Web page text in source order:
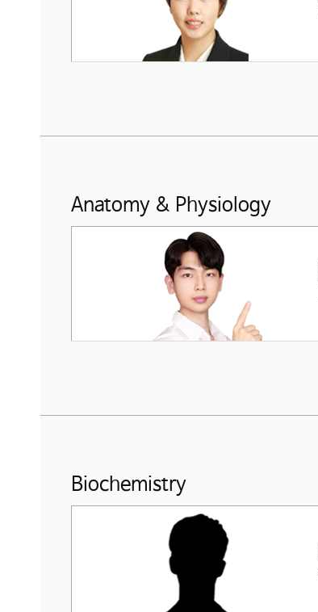
Anatomy & Physiology
Biochemistry